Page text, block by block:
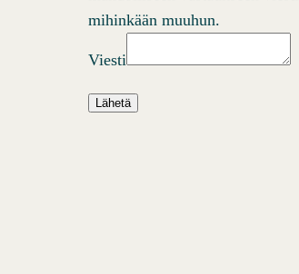
mihinkään muuhun.
Viesti
Lähetä